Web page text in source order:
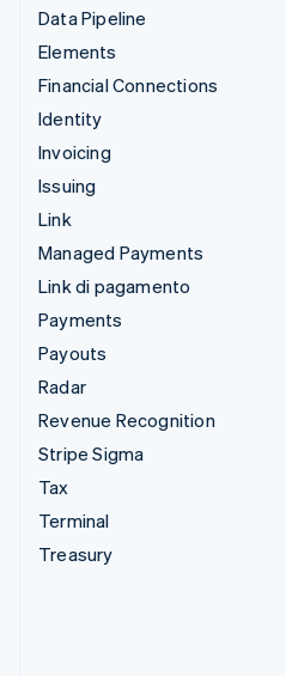
Data Pipeline
Elements
Financial Connections
Identity
Invoicing
Issuing
Link
Managed Payments
Link di pagamento
Payments
Payouts
Radar
Revenue Recognition
Stripe Sigma
Tax
Terminal
Treasury